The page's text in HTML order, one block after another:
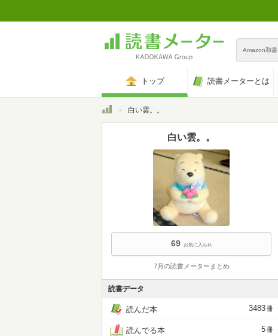
Amazon和書
トップ 読書メーターとは
トップ白い雲。。
白い雲。。
69 お気に入られ
7月の読書メーターまとめ
読書データ
読んだ本 3483冊
読んでる本 5冊